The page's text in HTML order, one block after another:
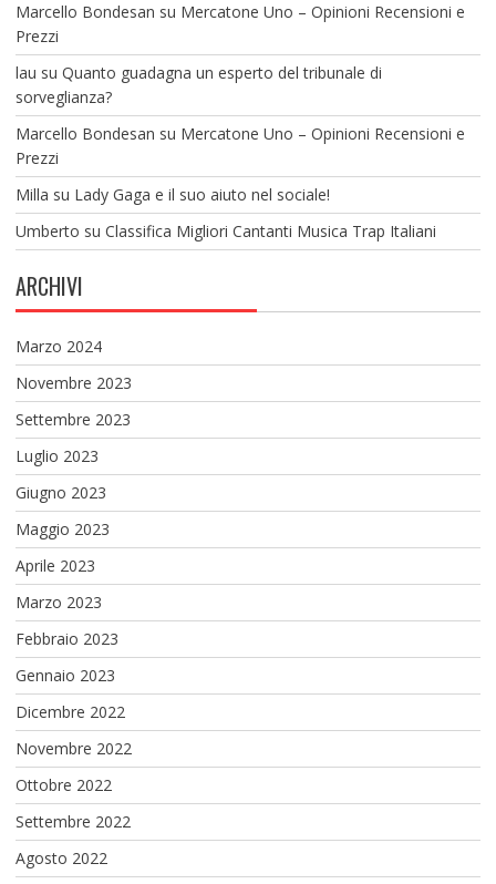
Marcello Bondesan su Mercatone Uno – Opinioni Recensioni e
Prezzi
lau su Quanto guadagna un esperto del tribunale di
sorveglianza?
Marcello Bondesan su Mercatone Uno – Opinioni Recensioni e
Prezzi
Milla su Lady Gaga e il suo aiuto nel sociale!
Umberto su Classifica Migliori Cantanti Musica Trap Italiani
ARCHIVI
Marzo 2024
Novembre 2023
Settembre 2023
Luglio 2023
Giugno 2023
Maggio 2023
Aprile 2023
Marzo 2023
Febbraio 2023
Gennaio 2023
Dicembre 2022
Novembre 2022
Ottobre 2022
Settembre 2022
Agosto 2022